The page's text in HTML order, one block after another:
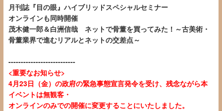
月刊誌『目の眼』ハイブリッドスペシャルセミナー
オンラインも同時開催
茂木健一郎＆白洲信哉 ネットで骨董を買ってみた！～古美術・
骨董業界で進むリアルとネットの交差点～
---------------------------
<重要なお知らせ>
4月23日（金）の政府の緊急事態宣言発令を受け、残念ながら本
イベントは無観客・
オンラインのみでの開催に変更することにいたしました。